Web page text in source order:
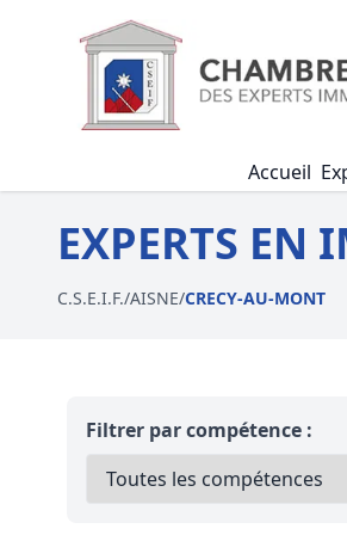
Accueil
EXPERTS EN
C.S.E.I.F./AISNE/CRECY-AU-MONT
Filtrer par compétence :